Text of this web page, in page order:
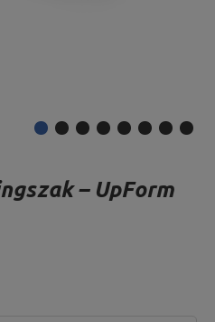
– UpForm